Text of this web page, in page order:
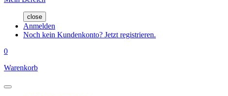
close
Anmelden
Noch kein Kundenkonto? Jetzt registrieren.
0
Warenkorb